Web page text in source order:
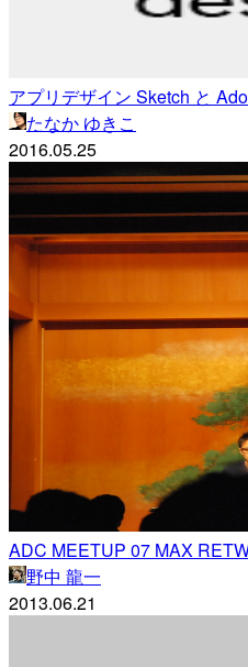
アプリデザイン Sketch と
たなか ゆきこ
2016.05.25
ADC MEETUP 07 MAX
野中 龍一
2013.06.21